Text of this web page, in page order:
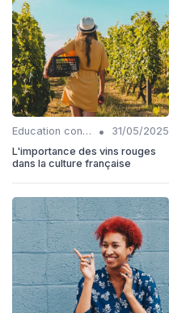
Education consommateurs •
31/05/2025
L'importance des vins rouges
dans la culture française